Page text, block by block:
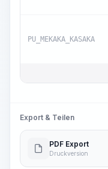
PU_MEKAKA_KASAKA
Export & Teilen
PDF Export
Druckversion